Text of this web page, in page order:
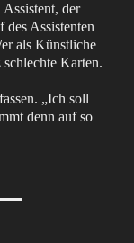
der
Assistenten
als Künstliche
Karten.
„Ich soll
denn auf so